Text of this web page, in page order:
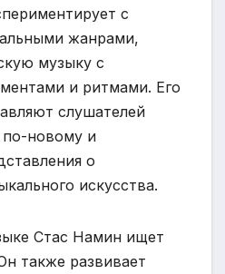
с
жанрами,
музыку с
и ритмами. Его
слушателей
новому и
о
искусства.
Стас Намин ищет
также развивает